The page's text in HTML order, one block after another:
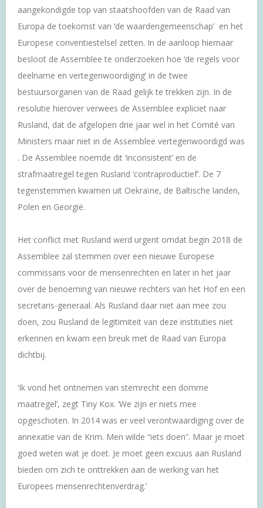
aangekondigde top van staatshoofden van de Raad van
Europa de toekomst van ‘de waardengemeenschap’ en het
Europese conventiestelsel zetten. In de aanloop hiernaar
besloot de Assemblee te onderzoeken hoe ‘de regels voor
deelname en vertegenwoordiging’ in de twee
bestuursorganen van de Raad gelijk te trekken zijn. In de
resolutie hierover verwees de Assemblee expliciet naar
Rusland, dat de afgelopen drie jaar wel in het Comité van
Ministers maar niet in de Assemblee vertegenwoordigd was
. De Assemblee noemde dit ‘inconsistent’ en de
strafmaatregel tegen Rusland ‘contraproductief’. De 7
tegenstemmen kwamen uit Oekraïne, de Baltische landen,
Polen en Georgië.
Het conflict met Rusland werd urgent omdat begin 2018 de
Assemblee zal stemmen over een nieuwe Europese
commissaris voor de mensenrechten en later in het jaar
over de benoeming van nieuwe rechters van het Hof en een
secretaris-generaal. Als Rusland daar niet aan mee zou
doen, zou Rusland de legitimiteit van deze instituties niet
erkennen en kwam een breuk met de Raad van Europa
dichtbij.
‘Ik vond het ontnemen van stemrecht een domme
maatregel’, zegt Tiny Kox. ‘We zijn er niets mee
opgeschoten. In 2014 was er veel verontwaardiging over de
annexatie van de Krim. Men wilde “iets doen”. Maar je moet
goed weten wat je doet. Je moet geen excuus aan Rusland
bieden om zich te onttrekken aan de werking van het
Europees mensenrechtenverdrag.’